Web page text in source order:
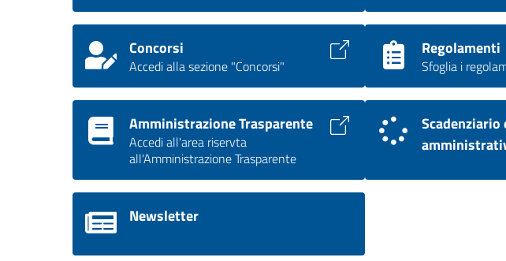
Concorsi
Accedi alla sezione "Concorsi"
Regolamenti
Sfoglia i
Amministrazione Trasparente
Accedi all'area riservta
all'Amministrazione Trasparente
Newsletter